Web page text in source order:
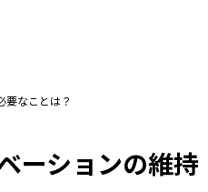
要なことは？
ーションの維持